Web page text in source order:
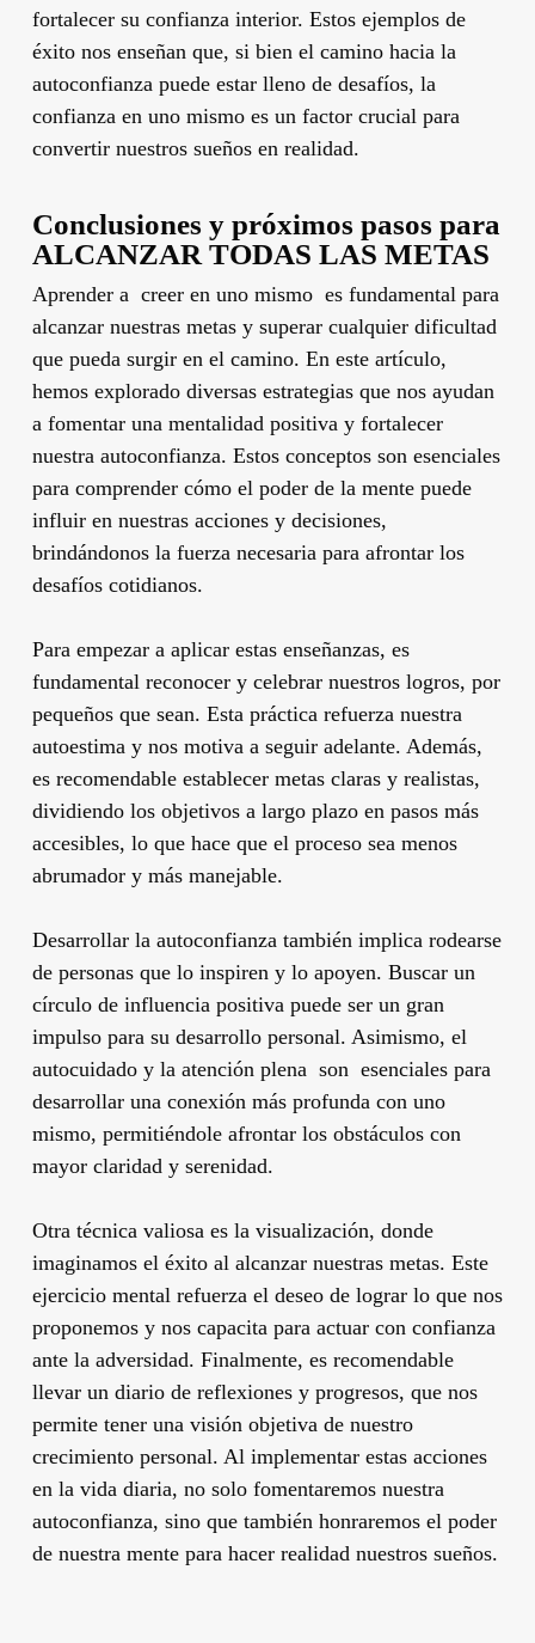
fortalecer su confianza interior. Estos ejemplos de
éxito nos enseñan que, si bien el camino hacia la
autoconfianza puede estar lleno de desafíos, la
confianza en uno mismo es un factor crucial para
convertir nuestros sueños en realidad.
Conclusiones y próximos pasos para
ALCANZAR TODAS LAS METAS
Aprender a creer en uno mismo es fundamental para
alcanzar nuestras metas y superar cualquier dificultad
que pueda surgir en el camino. En este artículo,
hemos explorado diversas estrategias que nos ayudan
a fomentar una mentalidad positiva y fortalecer
nuestra autoconfianza. Estos conceptos son esenciales
para comprender cómo el poder de la mente puede
influir en nuestras acciones y decisiones,
brindándonos la fuerza necesaria para afrontar los
desafíos cotidianos.
Para empezar a aplicar estas enseñanzas, es
fundamental reconocer y celebrar nuestros logros, por
pequeños que sean. Esta práctica refuerza nuestra
autoestima y nos motiva a seguir adelante. Además,
es recomendable establecer metas claras y realistas,
dividiendo los objetivos a largo plazo en pasos más
accesibles, lo que hace que el proceso sea menos
abrumador y más manejable.
Desarrollar la autoconfianza también implica rodearse
de personas que lo inspiren y lo apoyen. Buscar un
círculo de influencia positiva puede ser un gran
impulso para su desarrollo personal. Asimismo, el
autocuidado y la atención plena son esenciales para
desarrollar una conexión más profunda con uno
mismo, permitiéndole afrontar los obstáculos con
mayor claridad y serenidad.
Otra técnica valiosa es la visualización, donde
imaginamos el éxito al alcanzar nuestras metas. Este
ejercicio mental refuerza el deseo de lograr lo que nos
proponemos y nos capacita para actuar con confianza
ante la adversidad. Finalmente, es recomendable
llevar un diario de reflexiones y progresos, que nos
permite tener una visión objetiva de nuestro
crecimiento personal. Al implementar estas acciones
en la vida diaria, no solo fomentaremos nuestra
autoconfianza, sino que también honraremos el poder
de nuestra mente para hacer realidad nuestros sueños.